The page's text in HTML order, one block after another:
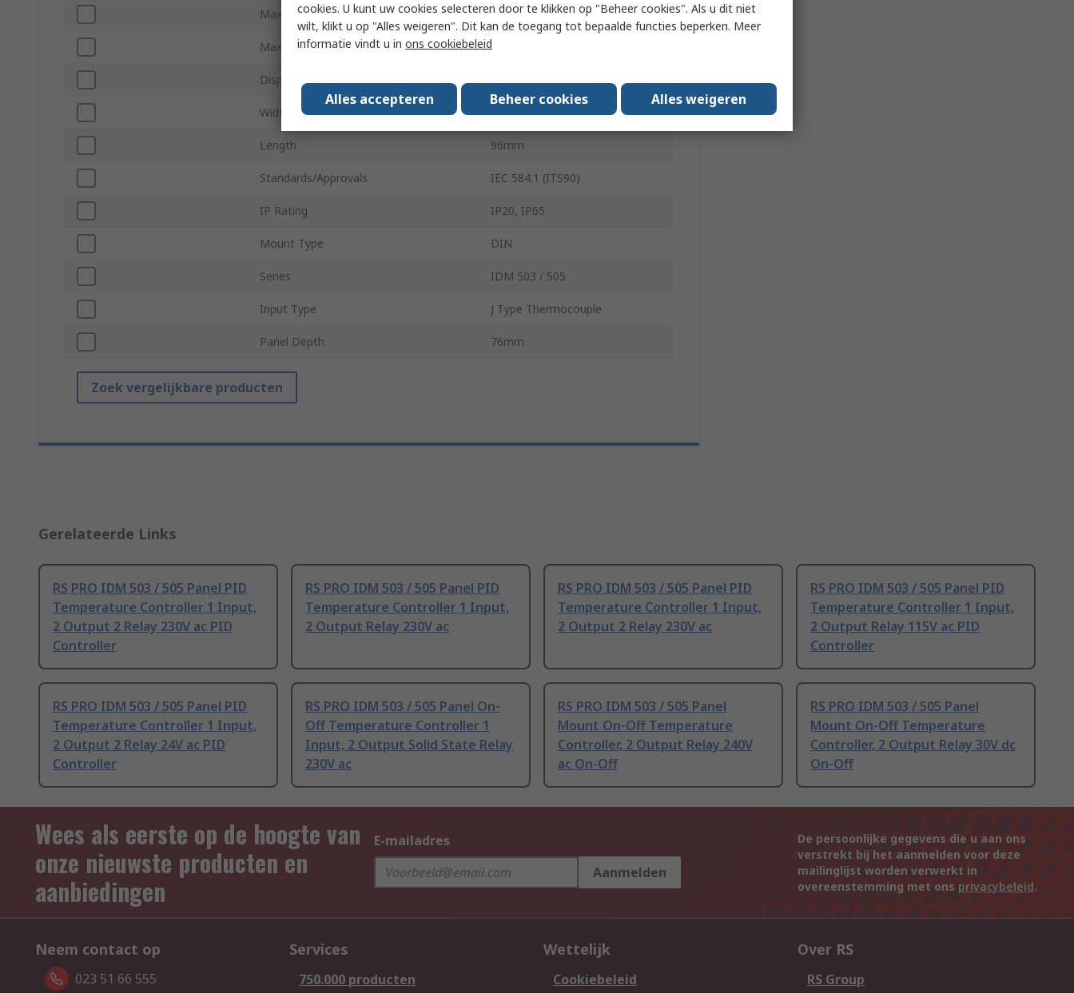
Maximum Supply Voltage 230V ac
Maximum Voltage 250V
Display Type 7 Digit
Width 96mm
Length 96mm
Standards/Approvals IEC 584.1 (ITS90)
IP Rating IP20, IP65
Mount Type DIN
Series IDM 503 / 505
Input Type J Type Thermocouple
Panel Depth 76mm
Zoek vergelijkbare producten
Gerelateerde Links
RS PRO IDM 503 / 505 Panel PID
Temperature Controller 1 Input,
2 Output 2 Relay 230V ac PID
Controller
RS PRO IDM 503 / 505 Panel PID
Temperature Controller 1 Input,
2 Output Relay 230V ac
RS PRO IDM 503 / 505 Panel PID
Temperature Controller 1 Input,
2 Output 2 Relay 230V ac
RS PRO IDM 503 / 505 Panel PID
Temperature Controller 1 Input,
2 Output Relay 115V ac PID
Controller
RS PRO IDM 503 / 505 Panel PID
Temperature Controller 1 Input,
2 Output 2 Relay 24V ac PID
Controller
RS PRO IDM 503 / 505 Panel On-
Off Temperature Controller 1
Input, 2 Output Solid State Relay
230V ac
RS PRO IDM 503 / 505 Panel
Mount On-Off Temperature
Controller, 2 Output Relay 240V
ac On-Off
RS PRO IDM 503 / 505 Panel
Mount On-Off Temperature
Controller, 2 Output Relay 30V dc
On-Off
Wees als eerste op de hoogte van
onze nieuwste producten en
aanbiedingen
E-mailadres
Aanmelden
De persoonlijke gegevens die u aan ons
verstrekt bij het aanmelden voor deze
mailinglijst worden verwerkt in
overeenstemming met ons privacybeleid.
Neem contact op
023 51 66 555
Services
750.000 producten
Wettelijk
Cookiebeleid
Over RS
RS Group
cookies. U kunt uw cookies selecteren door te klikken op "Beheer cookies". Als u dit niet
wilt, klikt u op "Alles weigeren". Dit kan de toegang tot bepaalde functies beperken. Meer
informatie vindt u in ons cookiebeleid
Alles accepteren Beheer cookies Alles weigeren